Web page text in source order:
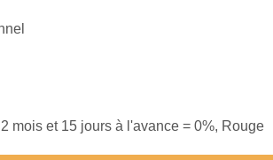
mois et 15 jours à l'avance = 0%, Rouge